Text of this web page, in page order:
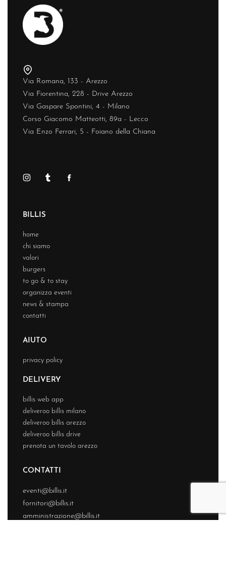
Via Romana, 133 - Arezzo
Via Fiorentina, 228 - Drive Arezzo
Via Gaspare Spontini, 4 - Milano
Corso Giacomo Matteotti, 89a - Lecco
Via Enzo Ferrari, 5 - Foiano della Chiana
BILLIS
home
chi siamo
valori
burgers
to go & to stay
organizza eventi
news & stampa
contatti
AIUTO
privacy policy
DELIVERY
billis web app
deliveroo billis milano
deliveroo billis arezzo
deliveroo billis drive
prenota un tavolo arezzo
CONTATTI
eventi@billis.it
fornitori@billis.it
amministrazione@billis.it